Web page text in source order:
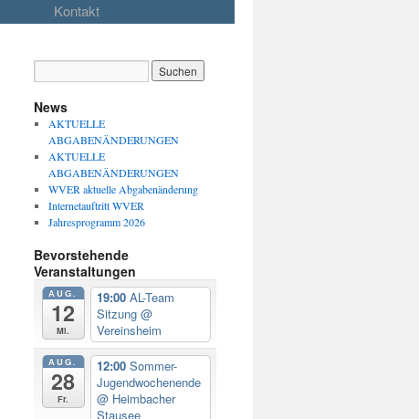
Kontakt
News
AKTUELLE
ABGABENÄNDERUNGEN
AKTUELLE
ABGABENÄNDERUNGEN
WVER aktuelle Abgabenänderung
Internetauftritt WVER
Jahresprogramm 2026
Bevorstehende
Veranstaltungen
AUG.
12
Mi.
19:00 AL-Team
Sitzung @
Vereinsheim
AUG.
28
Fr.
12:00 Sommer-
Jugendwochenende
@ Heimbacher
Stausee